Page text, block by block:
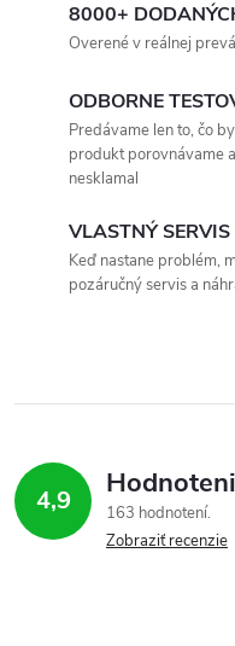
k
v
ý
8000+
Overené v reálnej
ODBORNE
Predávame len to, čo
produkt porovnávame
nesklamal
VLASTNÝ
Keď nastane problém,
pozáručný servis a
4,9
163 hodnotení
Zobraziť recenzie